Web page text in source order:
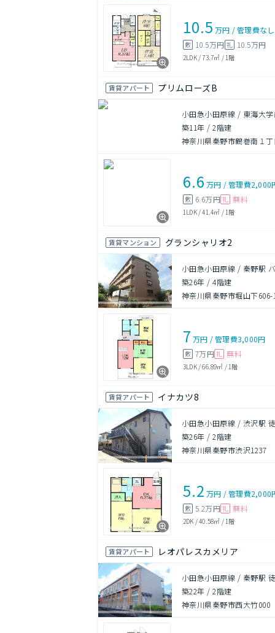
10.5 万円 /管理費なし
敷 10.5万円 礼 10.5万円
2LDK/73.7㎡ / 1階
賃貸アパート プリムローズB
小田急小田原線 / 東海大
築11年 /2階建
神奈川県秦野市鶴巻南１丁
6.6 万円 /管理費2,000
敷 6.6万円 礼 無料
1LDK/41.4㎡ / 1階
賃貸マンション グランシャリオ2
小田急小田原線 / 秦野駅
築26年 /4階建
神奈川県秦野市堀山下606-1
7 万円 /管理費3,000円
敷 7万円 礼 無料
3LDK/66.89㎡ / 1階
賃貸アパート イナカツ8
小田急小田原線 / 渋沢駅
築26年 /2階建
神奈川県秦野市渋沢1237
5.2 万円 /管理費2,000
敷 5.2万円 礼 無料
2DK /40.58㎡ / 1階
賃貸アパート レオパレスカメリア
小田急小田原線 / 秦野駅
築22年 /2階建
神奈川県秦野市西大竹000